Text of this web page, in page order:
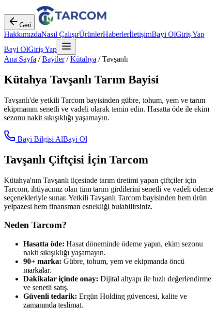
Geri
HakkımızdaNasıl ÇalışırÜrünlerHaberlerİletişimBayi OlGiriş Yap
Bayi OlGiriş Yap
Ana Sayfa /Bayiler/Kütahya /Tavşanlı
Kütahya Tavşanlı Tarım Bayisi
Tavşanlı'de yetkili Tarcom bayisinden gübre, tohum, yem ve tarım
ekipmanını senetli ve vadeli olarak temin edin. Hasatta öde ile ekim
sezonu nakit sıkışıklığı yaşamayın.
Bayi Bilgisi AlBayi Ol
Tavşanlı Çiftçisi İçin Tarcom
Kütahya'nın Tavşanlı ilçesinde tarım üretimi yapan çiftçiler için
Tarcom, ihtiyacınız olan tüm tarım girdilerini senetli ve vadeli ödeme
seçenekleriyle sunar. Yetkili Tavşanlı Tarcom bayisinden hem ürün
yelpazesi hem finansman esnekliği bulabilirsiniz.
Neden Tarcom?
Hasatta öde: Hasat döneminde ödeme yapın, ekim sezonu
nakit sıkışıklığı yaşamayın.
90+ marka: Gübre, tohum, yem ve ekipmanda öncü
markalar.
Dakikalar içinde onay: Dijital altyapı ile hızlı değerlendirme
ve senetli satış.
Güvenli tedarik: Ergün Holding güvencesi, kalite ve
zamanında teslimat.